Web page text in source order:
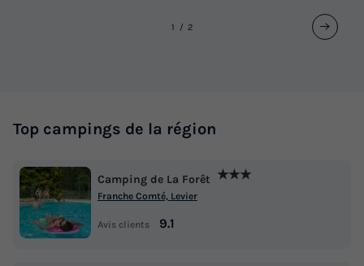
1 2
Top campings de la région
Camping de La Forêt ★★★
Franche Comté, Levier
Avis clients 9.1